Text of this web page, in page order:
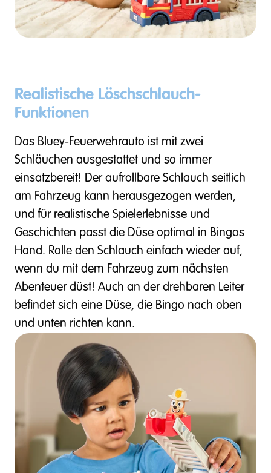
Realistische Löschschlauch-
Funktionen
Das Bluey-Feuerwehrauto ist mit zwei
Schläuchen ausgestattet und so immer
einsatzbereit! Der aufrollbare Schlauch seitlich
am Fahrzeug kann herausgezogen werden,
und für realistische Spielerlebnisse und
Geschichten passt die Düse optimal in Bingos
Hand. Rolle den Schlauch einfach wieder auf,
wenn du mit dem Fahrzeug zum nächsten
Abenteuer düst! Auch an der drehbaren Leiter
befindet sich eine Düse, die Bingo nach oben
und unten richten kann.